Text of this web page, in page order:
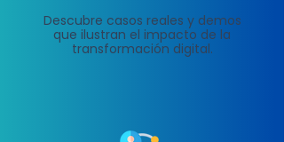
Descubre casos reales y demos
que ilustran el impacto de la
transformación digital.